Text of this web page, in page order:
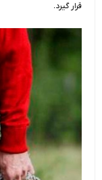
قرار گیرد.